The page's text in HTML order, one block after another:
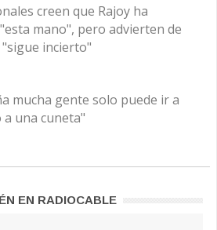
creen que Rajoy ha
mano", pero advierten de
incierto"
mucha gente solo puede ir a
una cuneta"
EN RADIOCABLE